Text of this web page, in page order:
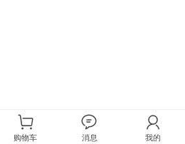
购物车 消息 我的